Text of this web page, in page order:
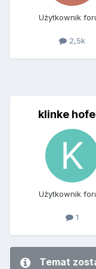
Użytkownik
2,5k
klinke
Użytkownik
1
Temat